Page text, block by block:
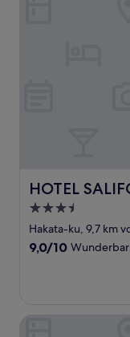
HOTEL
HOTEL
3.5-
Sterne-
Unterkunft
Hakata-ku, 9,7 km
9.0
Bewertungen)
9,0/10 Wunderbar